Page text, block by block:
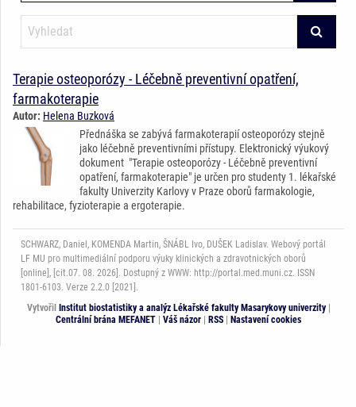
Terapie osteoporózy - Léčebně preventivní opatření,
farmakoterapie
Autor: Helena Buzková
Přednáška se zabývá farmakoterapií osteoporózy stejně
jako léčebně preventivními přístupy. Elektronický výukový
dokument "Terapie osteoporózy - Léčebně preventivní
opatření, farmakoterapie" je určen pro studenty 1. lékařské
fakulty Univerzity Karlovy v Praze oborů farmakologie,
rehabilitace, fyzioterapie a ergoterapie.
SCHWARZ, Daniel, KOMENDA Martin, ŠNÁBL Ivo, DUŠEK Ladislav. Webový portál
LF MU pro multimediální podporu výuky klinických a zdravotnických oborů
[online], [cit.07. 08. 2026]. Dostupný z WWW: http://portal.med.muni.cz. ISSN
1801-6103. Verze 2.2.0 [2021].
Vytvořil Institut biostatistiky a analýz Lékařské fakulty Masarykovy univerzity|
Centrální brána MEFANET | Váš názor | RSS | Nastavení cookies